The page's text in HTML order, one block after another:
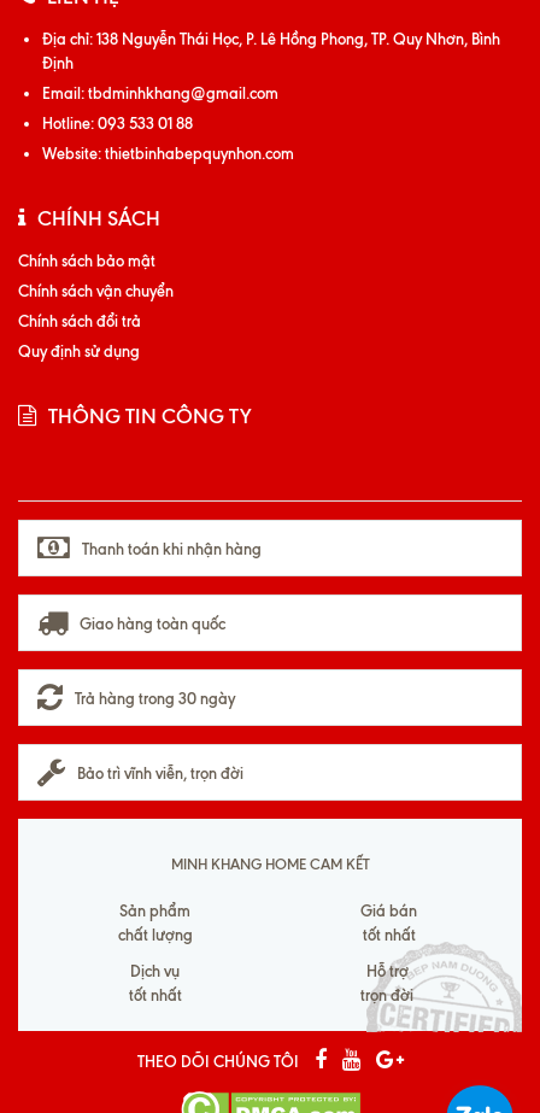
Địa chỉ:138 Nguyễn Thái Học, P. Lê Hồng Phong, TP. Quy Nhơn, Bình
Định
Email:tbdminhkhang@gmail.com
Hotline:093 533 01 88
Website:thietbinhabepquynhon.com
CHÍNH SÁCH
Chính sách bảo mật
Chính sách vận chuyển
Chính sách đổi trả
Quy định sử dụng
THÔNG TIN CÔNG TY
Thanh toán khi nhận hàng
Giao hàng toàn quốc
Trả hàng trong 30 ngày
Bảo trì vĩnh viễn, trọn đời
MINH KHANG HOME CAM KẾT
Sản phẩm
chất lượng
Giá bán
tốt nhất
Dịch vụ
tốt nhất
Hỗ trợ
trọn đời
THEO DÕI CHÚNG TÔI